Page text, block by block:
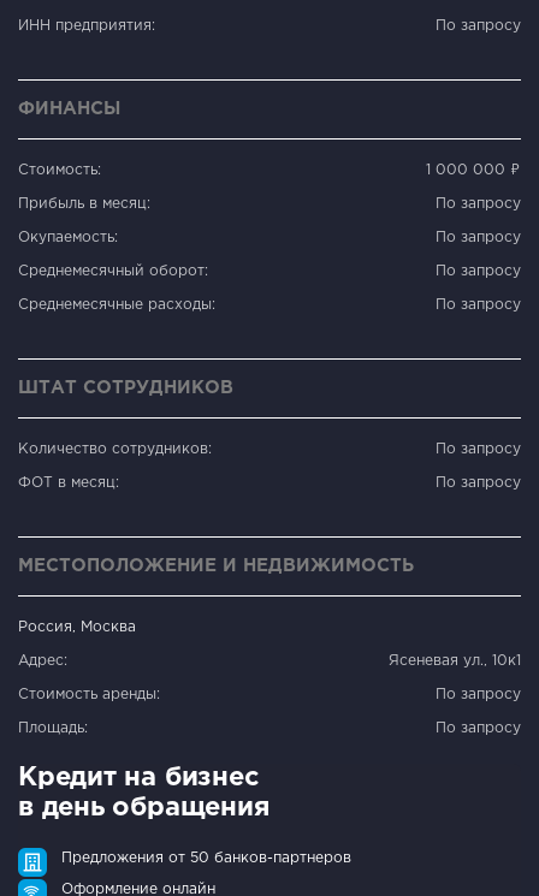
ИНН предприятия: По запросу
ФИНАНСЫ
Стоимость: 1 000 000 ₽
Прибыль в месяц: По запросу
Окупаемость: По запросу
Среднемесячный оборот: По запросу
Среднемесячные расходы: По запросу
ШТАТ СОТРУДНИКОВ
Количество сотрудников: По запросу
ФОТ в месяц: По запросу
МЕСТОПОЛОЖЕНИЕ И НЕДВИЖИМОСТЬ
Россия, Москва
Адрес: Ясеневая ул., 10к1
Стоимость аренды: По запросу
Площадь: По запросу
Кредит на бизнес
в день обращения
Предложения от 50 банков-партнеров
Оформление онлайн